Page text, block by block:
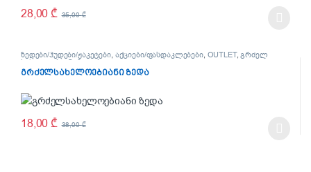
28,00₾ 35,00₾
ზედები/ჰუდები/ჟაკეტები, აქციები/ფასდაკლებები, OUTLET,გრძელ
სახელოებიანი ზედები
გრძელსახელოებიანი ზედა
18,00₾ 38,00₾